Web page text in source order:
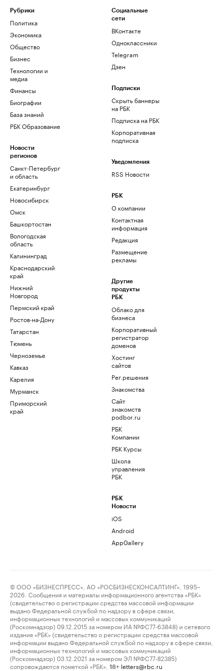
Рубрики
Политика
Экономика
Общество
Бизнес
Технологии и
медиа
Финансы
Биографии
База знаний
РБК Образование
Новости
регионов
Санкт-Петербург
и область
Екатеринбург
Новосибирск
Омск
Башкортостан
Вологодская
область
Калининград
Краснодарский
край
Нижний
Новгород
Пермский край
Ростов-на-Дону
Татарстан
Тюмень
Черноземье
Кавказ
Карелия
Мурманск
Приморский
край
Социальные
сети
ВКонтакте
Одноклассники
Telegram
Дзен
Подписки
Скрыть баннеры
на РБК
Подписка на РБК
Корпоративная
подписка
Уведомления
RSS Новости
РБК
О компании
Контактная
информация
Редакция
Размещение
рекламы
Другие
продукты
РБК
Облако для
бизнеса
Корпоративный
регистратор
доменов
Хостинг
сайтов
Рег.решения
Знакомства
Сайт
знакомств
podbor.ru
РБК
Компании
РБК Курсы
Школа
управления
РБК
РБК
Новости
iOS
Android
AppGallery
© ООО «БИЗНЕСПРЕСС», АО «РОСБИЗНЕСКОНСАЛТИНГ», 1995–
2026. Сообщения и материалы информационного агентства «РБК»
(свидетельство о регистрации средства массовой информации
выдано Федеральной службой по надзору в сфере связи,
информационных технологий и массовых коммуникаций
(Роскомнадзор) 09.12.2015 за номером ИА №ФС77-63848) и сетевого
издания «РБК» (свидетельство о регистрации средства массовой
информации выдано Федеральной службой по надзору в сфере связи,
информационных технологий и массовых коммуникаций
(Роскомнадзор) 03.12.2021 за номером ЭЛ №ФС77-82385)
сопровождаются пометкой «РБК».
18+ letters@rbc.ru